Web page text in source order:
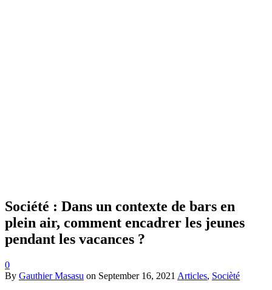
Société : Dans un contexte de bars en
plein air, comment encadrer les jeunes
pendant les vacances ?
0
By Gauthier Masasu on September 16, 2021 Articles, Socièté